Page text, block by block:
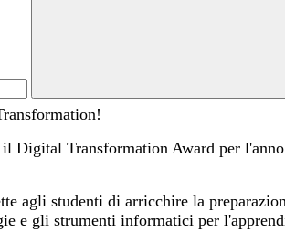
Digital Transformation Award per
agli studenti di arricchire la
e gli strumenti informatici per